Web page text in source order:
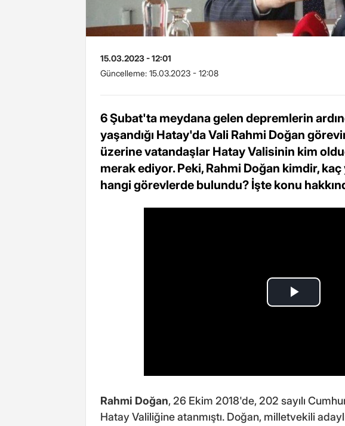
15.03.2023 - 12:01
Güncelleme: 15.03.2023 - 12:08
6 Şubat'ta meydana gelen depremlerin
yaşandığı Hatay'da Vali Rahmi Doğan
üzerine vatandaşlar Hatay Valisinin kim
merak ediyor. Peki, Rahmi Doğan kimdir, kaç
hangi görevlerde bulundu? İşte konu
Rahmi Doğan, 26 Ekim 2018'de, 202 sayılı
Hatay Valiliğine atanmıştı. Doğan, milletvekili